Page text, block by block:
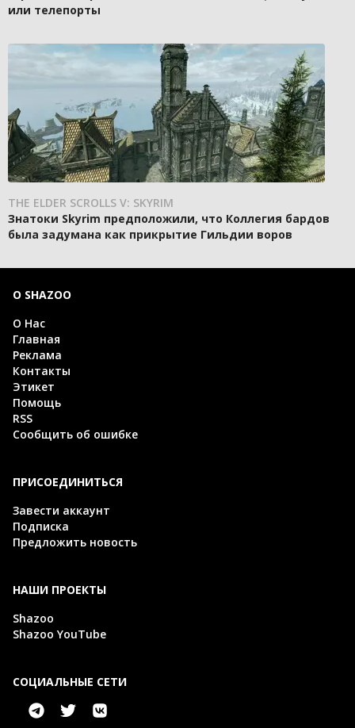
или телепорты
THE ELDER SCROLLS V: SKYRIM
Знатоки Skyrim предположили, что Коллегия бардов
была задумана как прикрытие Гильдии воров
О SHAZOO
О Нас
Главная
Реклама
Контакты
Этикет
Помощь
RSS
Сообщить об ошибке
ПРИСОЕДИНИТЬСЯ
Завести аккаунт
Подписка
Предложить новость
НАШИ ПРОЕКТЫ
Shazoo
Shazoo YouTube
СОЦИАЛЬНЫЕ СЕТИ